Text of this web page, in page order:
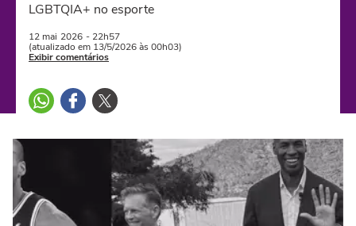
LGBTQIA+ no esporte
12 mai 2026 - 22h57
(atualizado em 13/5/2026 às 00h03)
Exibir comentários